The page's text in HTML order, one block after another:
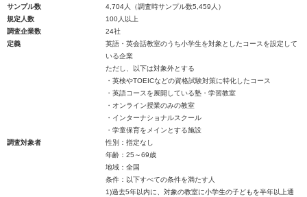
サンプル数
4,704人（調査時サンプル数5,459人）
規定人数
100人以上
調査企業数
24社
定義
英語・英会話教室のうち小学生を対象としたコースを設定して
いる企業
ただし、以下は対象外とする
・英検やTOEICなどの資格試験対策に特化したコース
・英語コースを展開している塾・学習教室
・オンライン授業のみの教室
・インターナショナルスクール
・学童保育をメインとする施設
調査対象者
性別：指定なし
年齢：25～69歳
地域：全国
条件：以下すべての条件を満たす人
1)過去5年以内に、対象の教室に小学生の子どもを半年以上通